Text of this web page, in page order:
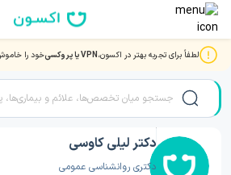
لطفاً برای تجربه بهتر در اکسون،VPN یا پروکسی خود را صفحه اصلی/دکتر روانشناسی/دکتر لیلی کاوسی
دکتر لیلی کاوسی
دکتری روانشناسی عمومی